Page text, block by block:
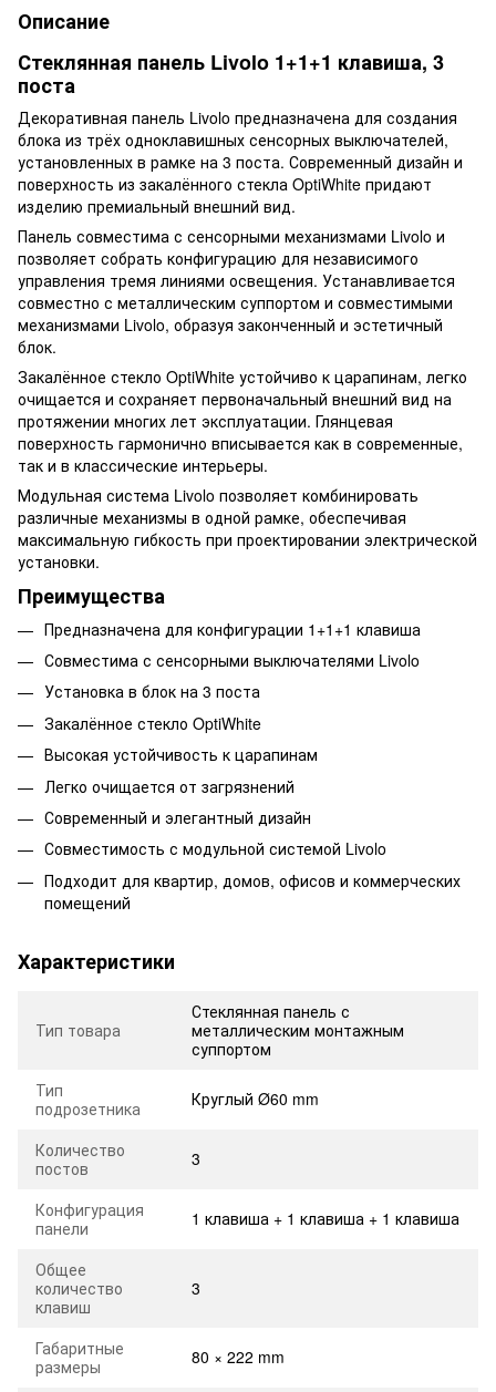
Описание
Стеклянная панель Livolo 1+1+1 клавиша, 3
поста
Декоративная панель Livolo предназначена для создания
блока из трёх одноклавишных сенсорных выключателей,
установленных в рамке на 3 поста. Современный дизайн и
поверхность из закалённого стекла OptiWhite придают
изделию премиальный внешний вид.
Панель совместима с сенсорными механизмами Livolo и
позволяет собрать конфигурацию для независимого
управления тремя линиями освещения. Устанавливается
совместно с металлическим суппортом и совместимыми
механизмами Livolo, образуя законченный и эстетичный
блок.
Закалённое стекло OptiWhite устойчиво к царапинам, легко
очищается и сохраняет первоначальный внешний вид на
протяжении многих лет эксплуатации. Глянцевая
поверхность гармонично вписывается как в современные,
так и в классические интерьеры.
Модульная система Livolo позволяет комбинировать
различные механизмы в одной рамке, обеспечивая
максимальную гибкость при проектировании электрической
установки.
Преимущества
Предназначена для конфигурации 1+1+1 клавиша
Совместима с сенсорными выключателями Livolo
Установка в блок на 3 поста
Закалённое стекло OptiWhite
Высокая устойчивость к царапинам
Легко очищается от загрязнений
Современный и элегантный дизайн
Совместимость с модульной системой Livolo
Подходит для квартир, домов, офисов и коммерческих
помещений
Характеристики
Тип товара
Стеклянная панель с
металлическим монтажным
суппортом
Тип
подрозетника
Круглый Ø60 mm
Количество
постов
3
Конфигурация
панели
1 клавиша + 1 клавиша + 1 клавиша
Общее
количество
клавиш
3
Габаритные
размеры
80 × 222 mm